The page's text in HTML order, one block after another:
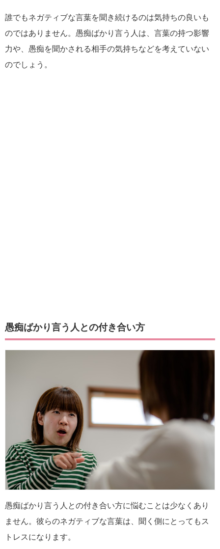
誰でもネガティブな言葉を聞き続けるのは気持ちの良いも
のではありません。愚痴ばかり言う人は、言葉の持つ影響
力や、愚痴を聞かされる相手の気持ちなどを考えていない
のでしょう。
愚痴ばかり言う人との付き合い方
愚痴ばかり言う人との付き合い方に悩むことは少なくあり
ません。彼らのネガティブな言葉は、聞く側にとってもス
トレスになります。